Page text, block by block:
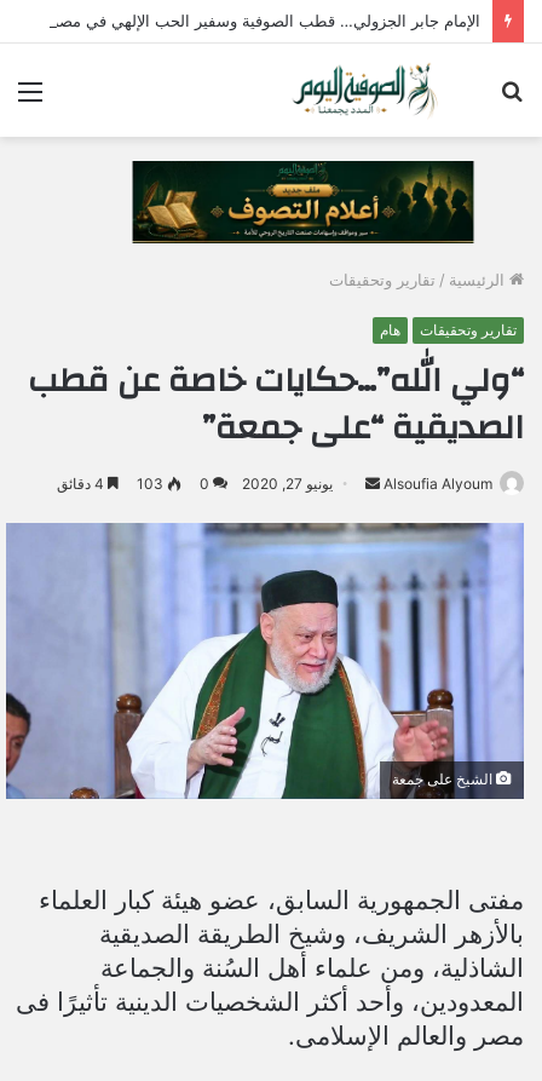
الإمام جابر الجزولي… قطب الصوفية وسفير الحب الإلهي في مصر
الرئيسية / تقارير وتحقيقات
تقارير وتحقيقات هام
“ولي الله”…حكايات خاصة عن قطب
الصديقية “على جمعة”
Alsoufia Alyoum
س
إ
ل
ك
ي
ا
يونيو 27, 2020 0
103
الشيخ على جمعة
مفتى الجمهورية السابق، عضو هيئة كبار العلماء
بالأزهر الشريف، وشيخ الطريقة الصديقية
الشاذلية، ومن علماء أهل السُنة والجماعة
المعدودين، وأحد أكثر الشخصيات الدينية تأثيرًا فى
مصر والعالم الإسلامى.